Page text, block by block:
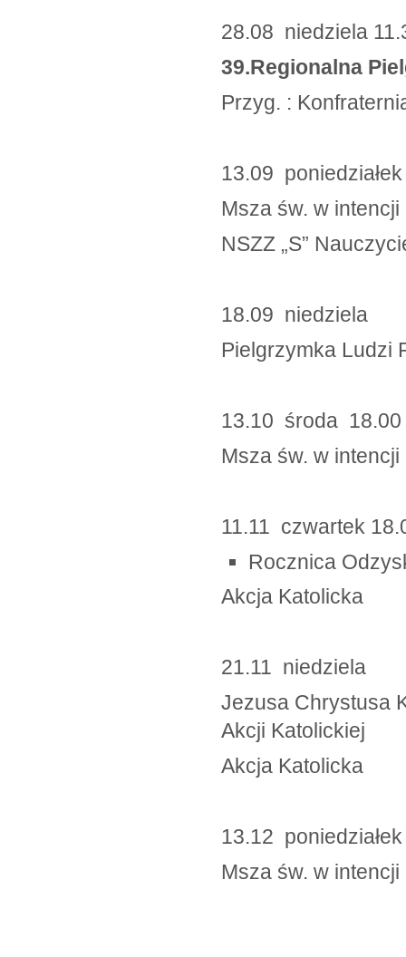
28.08 niedziela
39.Regionalna
Przyg. :
13.09
Msza św. w
NSZZ „S”
18.09
Pielgrzymka Ludzi
13.10 środa 18.00
Msza św. w
11.11 czwartek
Rocznica
Akcja Katolicka
21.11 niedziela
Jezusa Chrystusa
Akcji Katolickiej
Akcja Katolicka
13.12
Msza św. w